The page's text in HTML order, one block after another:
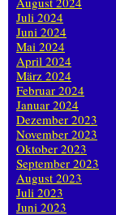
Juli 2024
Juni 2024
Mai 2024
April 2024
März 2024
Februar 2024
Januar 2024
Dezember 2023
November 2023
Oktober 2023
September 2023
August 2023
Juli 2023
Juni 2023